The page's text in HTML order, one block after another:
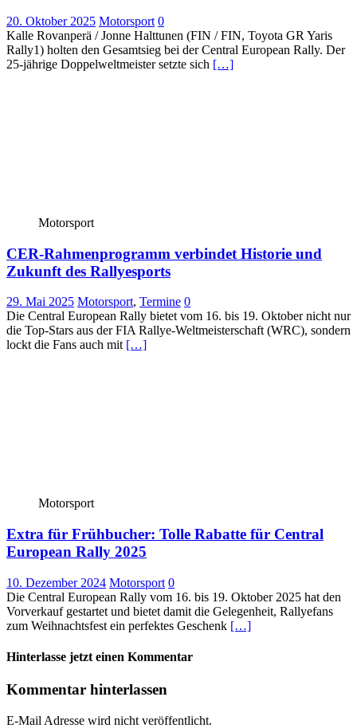
20. Oktober 2025 Motorsport 0
Kalle Rovanperä / Jonne Halttunen (FIN / FIN, Toyota GR Yaris
Rally1) holten den Gesamtsieg bei der Central European Rally. Der
25-jährige Doppelweltmeister setzte sich […]
Motorsport
CER-Rahmenprogramm verbindet Historie und
Zukunft des Rallyesports
29. Mai 2025 Motorsport, Termine 0
Die Central European Rally bietet vom 16. bis 19. Oktober nicht nur
die Top-Stars aus der FIA Rallye-Weltmeisterschaft (WRC), sondern
lockt die Fans auch mit […]
Motorsport
Extra für Frühbucher: Tolle Rabatte für Central
European Rally 2025
10. Dezember 2024 Motorsport 0
Die Central European Rally vom 16. bis 19. Oktober 2025 hat den
Vorverkauf gestartet und bietet damit die Gelegenheit, Rallyefans
zum Weihnachtsfest ein perfektes Geschenk […]
Hinterlasse jetzt einen Kommentar
Kommentar hinterlassen
E-Mail Adresse wird nicht veröffentlicht.